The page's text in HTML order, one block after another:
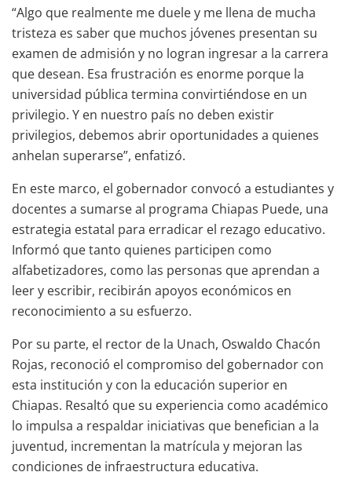
“Algo que realmente me duele y me llena de mucha
tristeza es saber que muchos jóvenes presentan su
examen de admisión y no logran ingresar a la carrera
que desean. Esa frustración es enorme porque la
universidad pública termina convirtiéndose en un
privilegio. Y en nuestro país no deben existir
privilegios, debemos abrir oportunidades a quienes
anhelan superarse”, enfatizó.
En este marco, el gobernador convocó a estudiantes y
docentes a sumarse al programa Chiapas Puede, una
estrategia estatal para erradicar el rezago educativo.
Informó que tanto quienes participen como
alfabetizadores, como las personas que aprendan a
leer y escribir, recibirán apoyos económicos en
reconocimiento a su esfuerzo.
Por su parte, el rector de la Unach, Oswaldo Chacón
Rojas, reconoció el compromiso del gobernador con
esta institución y con la educación superior en
Chiapas. Resaltó que su experiencia como académico
lo impulsa a respaldar iniciativas que benefician a la
juventud, incrementan la matrícula y mejoran las
condiciones de infraestructura educativa.